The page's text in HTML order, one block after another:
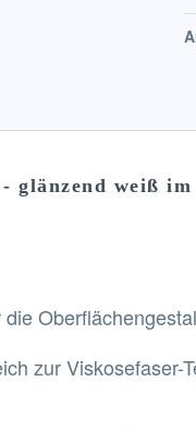
glänzend weiß im
zur